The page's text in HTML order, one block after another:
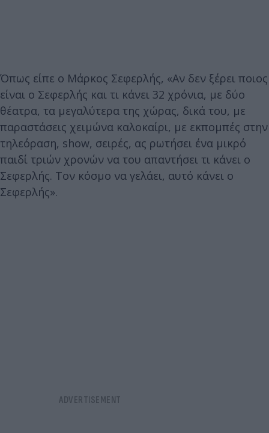
Όπως είπε ο Μάρκος Σεφερλής, «Αν δεν ξέρει ποιος
είναι ο Σεφερλής και τι κάνει 32 χρόνια, με δύο
θέατρα, τα μεγαλύτερα της χώρας, δικά του, με
παραστάσεις χειμώνα καλοκαίρι, με εκπομπές στην
τηλεόραση, show, σειρές, ας ρωτήσει ένα μικρό
παιδί τριών χρονών να του απαντήσει τι κάνει ο
Σεφερλής. Τον κόσμο να γελάει, αυτό κάνει ο
Σεφερλής».